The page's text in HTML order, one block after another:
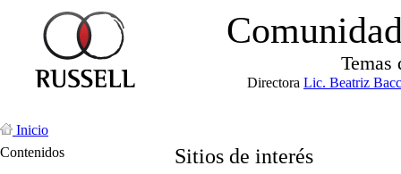
Temas
Directora Lic. Beatriz
Inicio
Contenidos
Sitios de interés